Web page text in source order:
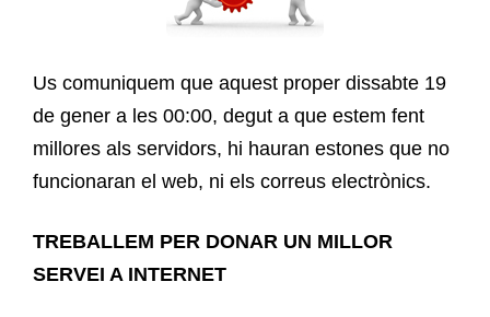
Us comuniquem que aquest proper dissabte 19
de gener a les 00:00, degut a que estem fent
millores als servidors, hi hauran estones que no
funcionaran el web, ni els correus electrònics.
TREBALLEM PER DONAR UN MILLOR
SERVEI A INTERNET